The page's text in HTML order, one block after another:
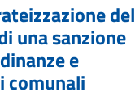
del
una sanzione
e
comunali